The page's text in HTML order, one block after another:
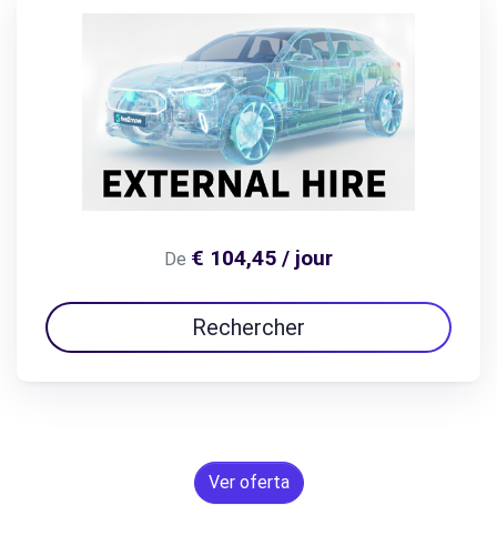
De € 104,45 / jour
Rechercher
Ver oferta